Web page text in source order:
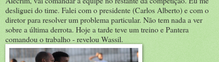
desliguei do time. Falei com o presidente (Carlos Alberto) e com o
diretor para resolver um problema particular. Não tem nada a ver
sobre a última derrota. Hoje a tarde teve um treino e Pantera
comandou o trabalho - revelou Wassil.